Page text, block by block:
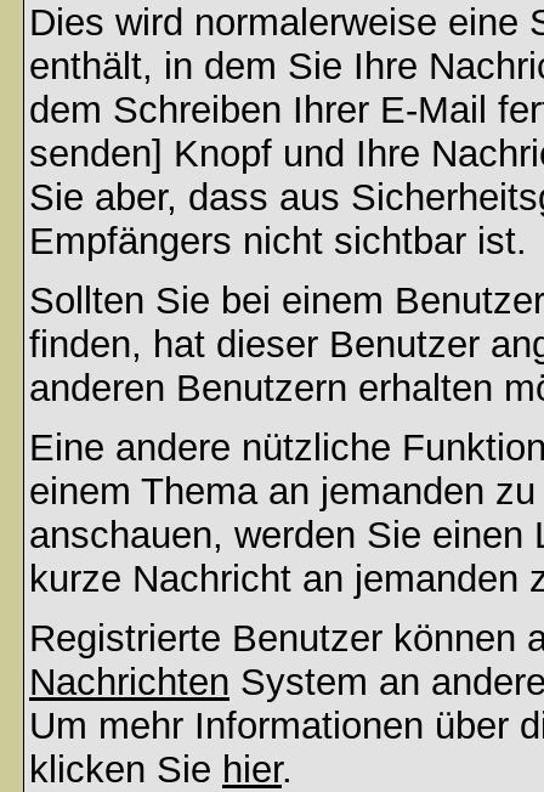
Dies wird normalerweise eine
enthält, in dem Sie Ihre
dem Schreiben Ihrer E-Mail
senden] Knopf und Ihre
Sie aber, dass aus
Empfängers nicht sichtbar ist.
Sollten Sie bei einem
finden, hat dieser Benutzer
anderen Benutzern erhalten
Eine andere nützliche
einem Thema an jemanden
anschauen, werden Sie
kurze Nachricht an jemanden
Registrierte Benutzer können
Nachrichten System an
Um mehr Informationen über
klicken Sie hier.